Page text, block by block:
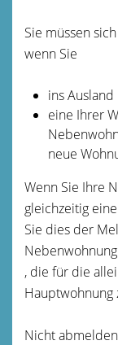
Sie müssen
wenn Sie
ins
eine Ihrer
neue
Wenn Sie Ihre
gleichzeitig
Sie dies der
, die für die
Hauptwohnung
Nicht